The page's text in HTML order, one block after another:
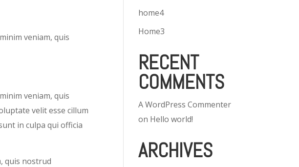
veniam, quis
veniam, quis
velit esse cillum
in culpa qui officia
quis nostrud
home4
Home3
RECENT
COMMENTS
A WordPress Commenter
on Hello world!
ARCHIVES